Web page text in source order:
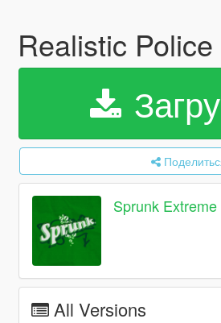
Realistic
Sprunk Extreme
All Versions